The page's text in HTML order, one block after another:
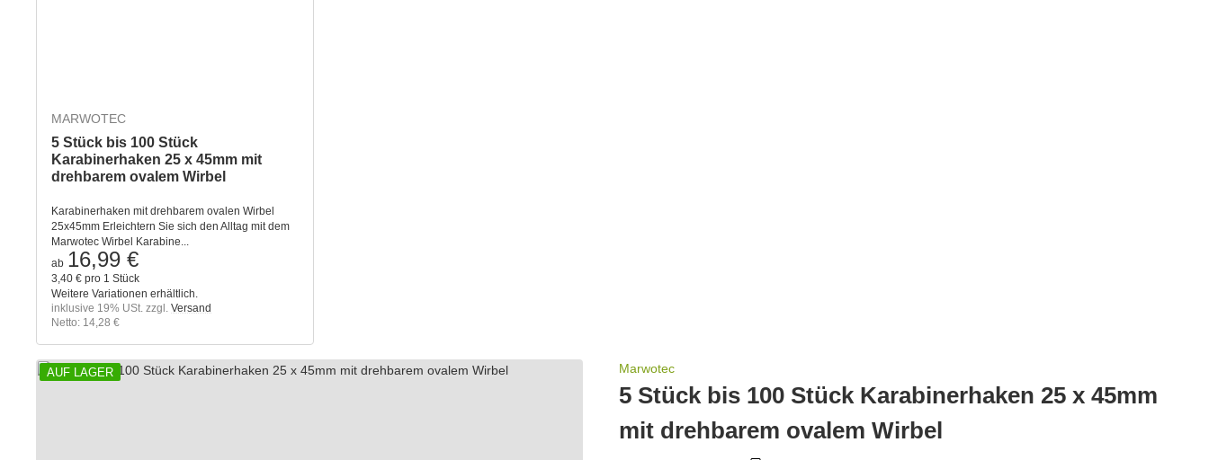
MARWOTEC
5 Stück bis 100 Stück
Karabinerhaken 25 x 45mm mit
drehbarem ovalem Wirbel
Karabinerhaken mit drehbarem ovalen Wirbel
25x45mm Erleichtern Sie sich den Alltag mit dem
Marwotec Wirbel Karabine...
ab 16,99 €
3,40 € pro 1 Stück
Weitere Variationen erhältlich.
inklusive 19% USt. zzgl. Versand
Netto: 14,28 €
AUF LAGER Marwotec
5 Stück bis 100 Stück Karabinerhaken 25 x 45mm
mit drehbarem ovalem Wirbel